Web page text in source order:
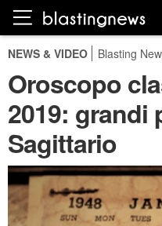
NEWS & VIDEO Blasting
Oroscopo
2019: grandi
Sagittario